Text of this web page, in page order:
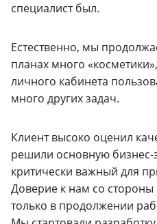
специалист был.
Естественно, мы
планах много
личного кабинета
много других задач.
Клиент высоко оценил
решили основную
критически важный для
Доверие к нам со стороны
только в продолжении